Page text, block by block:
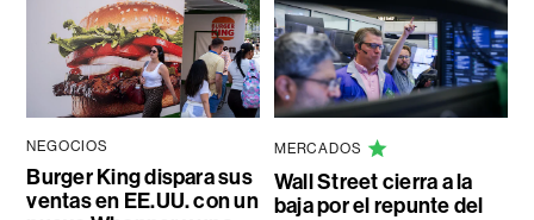
NEGOCIOS
Burger King dispara sus
ventas en EE.UU. con un
MERCADOS
Wall Street cierra a la
baja por el repunte del